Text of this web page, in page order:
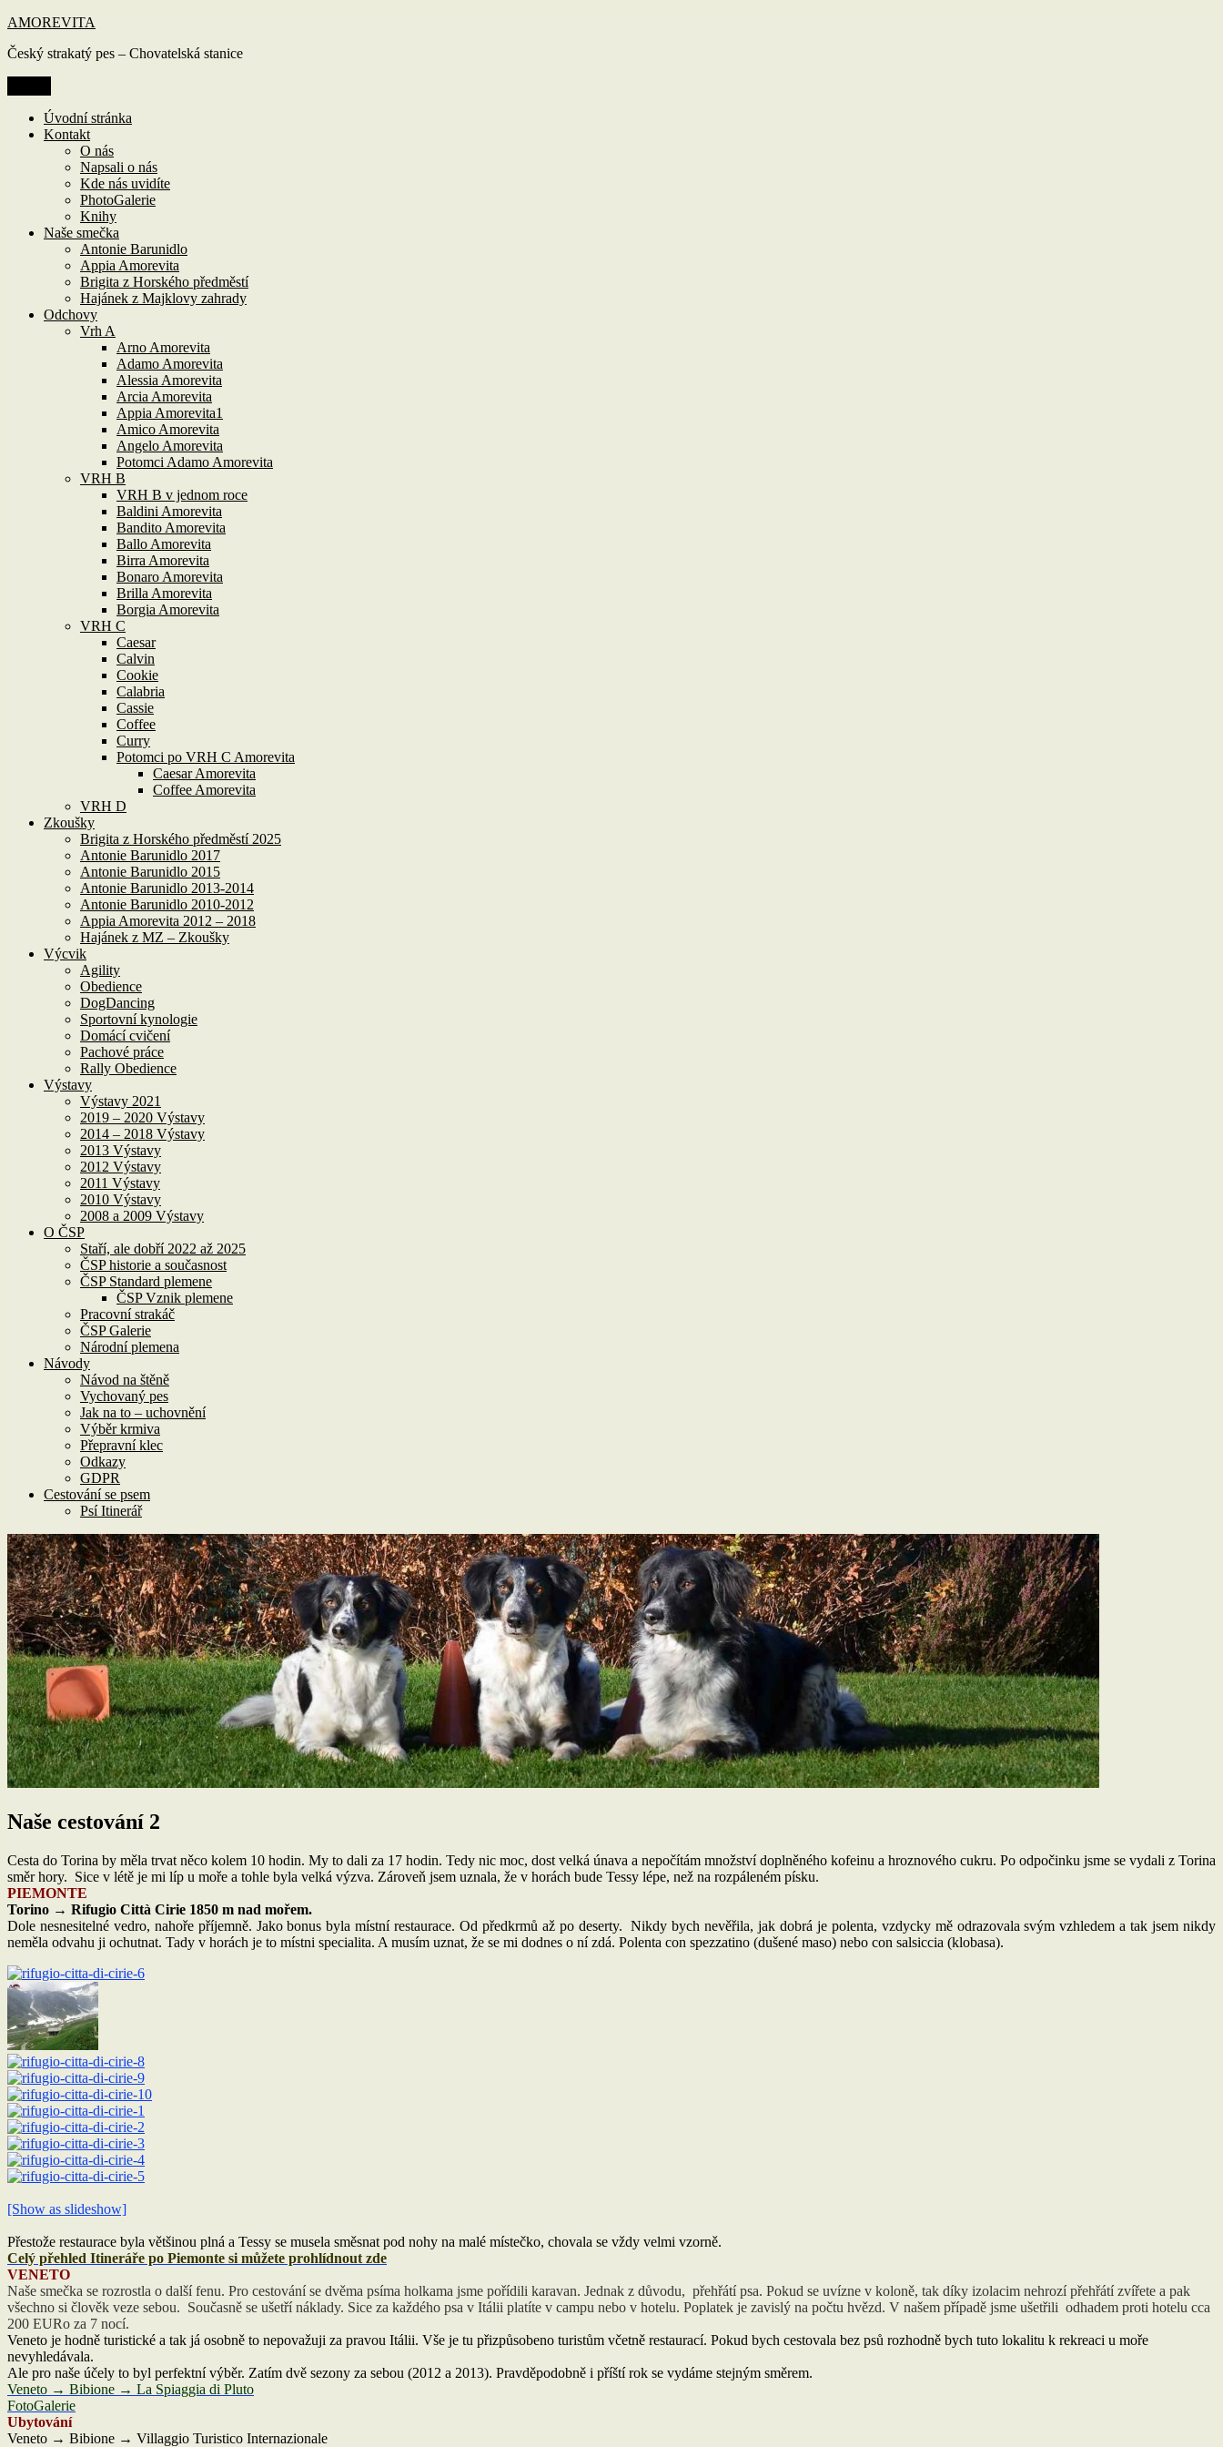
Přejít
obsahu
AMOREVITA
Český strakatý pes – Chovatelská stanice
Úvodní stránka
Kontakt
O nás
Napsali o nás
Kde nás uvidíte
PhotoGalerie
Knihy
Naše smečka
Antonie Barunidlo
Appia Amorevita
Brigita z Horského předměstí
Hajánek z Majklovy zahrady
Odchovy
Vrh A
Arno Amorevita
Adamo Amorevita
Alessia Amorevita
Arcia Amorevita
Appia Amorevita1
Amico Amorevita
Angelo Amorevita
Potomci Adamo Amorevita
VRH B
VRH B v jednom roce
Baldini Amorevita
Bandito Amorevita
Ballo Amorevita
Birra Amorevita
Bonaro Amorevita
Brilla Amorevita
Borgia Amorevita
VRH C
Caesar
Calvin
Cookie
Calabria
Cassie
Coffee
Curry
Potomci po VRH C Amorevita
Caesar Amorevita
Coffee Amorevita
VRH D
Zkoušky
Brigita z Horského předměstí 2025
Antonie Barunidlo 2017
Antonie Barunidlo 2015
Antonie Barunidlo 2013-2014
Antonie Barunidlo 2010-2012
Appia Amorevita 2012 – 2018
Hajánek z MZ – Zkoušky
Výcvik
Agility
Obedience
DogDancing
Sportovní kynologie
Domácí cvičení
Pachové práce
Rally Obedience
Výstavy
Výstavy 2021
2019 – 2020 Výstavy
2014 – 2018 Výstavy
2013 Výstavy
2012 Výstavy
2011 Výstavy
2010 Výstavy
2008 a 2009 Výstavy
O ČSP
Staří, ale dobří 2022 až 2025
ČSP historie a současnost
ČSP Standard plemene
ČSP Vznik plemene
Pracovní strakáč
ČSP Galerie
Národní plemena
Návody
Návod na štěně
Vychovaný pes
Jak na to – uchovnění
Výběr krmiva
Přepravní klec
Odkazy
GDPR
Cestování se psem
Psí Itinerář
Naše cestování 2
Cesta do Torina by měla trvat něco kolem 10 hodin. My to dali za 17 hodin. Tedy nic moc, dost velká únava a nepočítám množství doplněného kofeinu a hroznového cukru. Po odpočinku jsme se vydali z Torina
směr hory. Sice v létě je mi líp u moře a tohle byla velká výzva. Zároveň jsem uznala, že v horách bude Tessy lépe, než na rozpáleném písku.
PIEMONTE
Torino → Rifugio Città Cirie 1850 m nad mořem.
Dole nesnesitelné vedro, nahoře příjemně. Jako bonus byla místní restaurace. Od předkrmů až po deserty. Nikdy bych nevěřila, jak dobrá je polenta, vzdycky mě odrazovala svým vzhledem a tak jsem nikdy
neměla odvahu ji ochutnat. Tady v horách je to místni specialita. A musím uznat, že se mi dodnes o ní zdá. Polenta con spezzatino (dušené maso) nebo con salsiccia (klobasa).
[Show as slideshow]
Přestože restaurace byla většinou plná a Tessy se musela směsnat pod nohy na malé místečko, chovala se vždy velmi vzorně.
Celý přehled Itineráře po Piemonte si můžete prohlídnout zde
VENETO
Naše smečka se rozrostla o další fenu. Pro cestování se dvěma psíma holkama jsme pořídili karavan. Jednak z důvodu, přehřátí psa. Pokud se uvízne v koloně, tak díky izolacim nehrozí přehřátí zvířete a pak
všechno si člověk veze sebou. Současně se ušetří náklady. Sice za každého psa v Itálii platíte v campu nebo v hotelu. Poplatek je zavislý na počtu hvězd. V našem případě jsme ušetřili odhadem proti hotelu cca
200 EURo za 7 nocí.
Veneto je hodně turistické a tak já osobně to nepovažuji za pravou Itálii. Vše je tu přizpůsobeno turistům včetně restaurací. Pokud bych cestovala bez psů rozhodně bych tuto lokalitu k rekreaci u moře
nevyhledávala.
Ale pro naše účely to byl perfektní výběr. Zatím dvě sezony za sebou (2012 a 2013). Pravděpodobně i příští rok se vydáme stejným směrem.
Veneto → Bibione → La Spiaggia di Pluto
FotoGalerie
Ubytování
Veneto → Bibione → Villaggio Turistico Internazionale